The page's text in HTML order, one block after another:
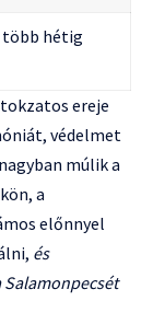
hétig
ereje
védelmet
múlik a
a
előnnyel
és